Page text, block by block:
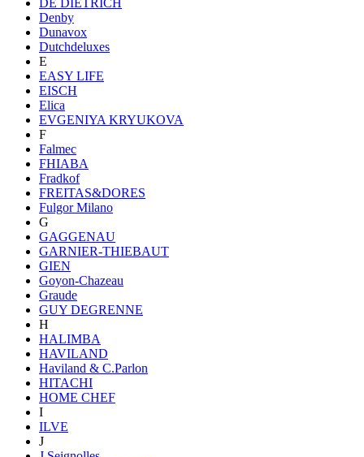
Denby
Dunavox
Dutchdeluxes
E
EASY LIFE
EISCH
Elica
EVGENIYA KRYUKOVA
F
Falmec
FHIABA
Fradkof
FREITAS&DORES
Fulgor Milano
G
GAGGENAU
GARNIER-THIEBAUT
GIEN
Goyon-Chazeau
Graude
GUY DEGRENNE
H
HALIMBA
HAVILAND
Haviland & C.Parlon
HITACHI
HOME CHEF
I
ILVE
J